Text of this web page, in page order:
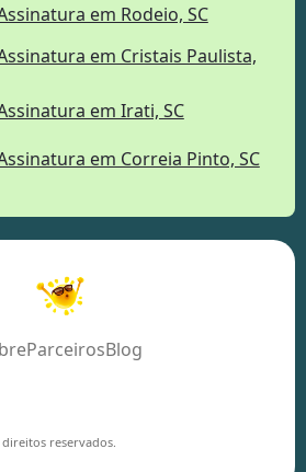
em Rodeio, SC
em Cristais Paulista,
em Irati, SC
em Correia Pinto, SC
reservados.
ParceirosBlog